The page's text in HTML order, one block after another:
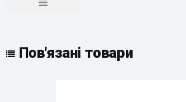
Пов'язані товари